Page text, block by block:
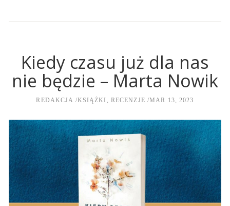
Kiedy czasu już dla nas
nie będzie – Marta Nowik
REDAKCJA KSIĄŻKI RECENZJE MAR 13, 2023